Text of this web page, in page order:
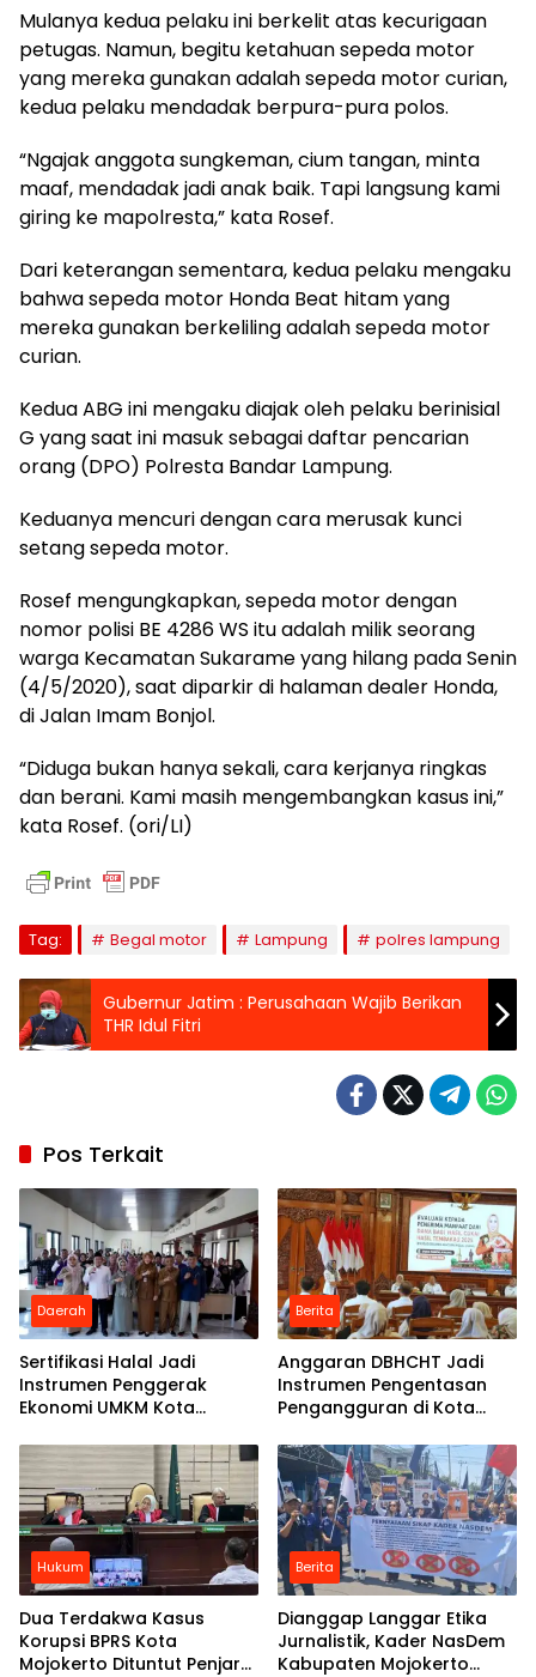
Mulanya kedua pelaku ini berkelit atas kecurigaan
petugas. Namun, begitu ketahuan sepeda motor
yang mereka gunakan adalah sepeda motor curian,
kedua pelaku mendadak berpura-pura polos.
“Ngajak anggota sungkeman, cium tangan, minta
maaf, mendadak jadi anak baik. Tapi langsung kami
giring ke mapolresta,” kata Rosef.
Dari keterangan sementara, kedua pelaku mengaku
bahwa sepeda motor Honda Beat hitam yang
mereka gunakan berkeliling adalah sepeda motor
curian.
Kedua ABG ini mengaku diajak oleh pelaku berinisial
G yang saat ini masuk sebagai daftar pencarian
orang (DPO) Polresta Bandar Lampung.
Keduanya mencuri dengan cara merusak kunci
setang sepeda motor.
Rosef mengungkapkan, sepeda motor dengan
nomor polisi BE 4286 WS itu adalah milik seorang
warga Kecamatan Sukarame yang hilang pada Senin
(4/5/2020), saat diparkir di halaman dealer Honda,
di Jalan Imam Bonjol.
“Diduga bukan hanya sekali, cara kerjanya ringkas
dan berani. Kami masih mengembangkan kasus ini,”
kata Rosef. (ori/LI)
Tag: Begal motor Lampung polres lampung
Gubernur Jatim : Perusahaan Wajib Berikan
THR Idul Fitri
Pos Terkait
Daerah
Sertifikasi Halal Jadi
Instrumen Penggerak
Ekonomi UMKM Kota
Berita
Anggaran DBHCHT Jadi
Instrumen Pengentasan
Pengangguran di Kota
Hukum
Dua Terdakwa Kasus
Korupsi BPRS Kota
Mojokerto Dituntut Penjara
Berita
Dianggap Langgar Etika
Jurnalistik, Kader NasDem
Kabupaten Mojokerto